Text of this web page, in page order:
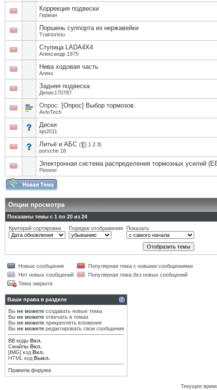
Коррекция подвески
Герман
Поршень суппорта из нержавейки
Traktoristu
Ступица LADA4X4
Александр 1975
Нива ходовая часть
Алекс
Задняя подвеска
Денис170787
Опрос: [Опрос] Выбор тормозов.
AvtoTech
Диски
iqo2011
Литьё и АБС ( 1 2 3)
porsche 18
Электронная система распределения тормозных усилий
Pioneer
Опции просмотра
Показаны темы с 1 по 20 из 24
Критерий сортировки
Порядок отображения Показать
Новые сообщения
Популярная тема с новыми сообщениями
Нет новых сообщений
Популярная тема без новых сообщений
Тема закрыта
Ваши права в разделе
Вы не можете создавать новые темы
Вы не можете отвечать в темах
Вы не можете прикреплять вложения
Вы не можете редактировать свои сообщения
BB коды Вкл.
Смайлы Вкл.
[IMG] код Вкл.
HTML код Выкл.
Правила форума
Текущее